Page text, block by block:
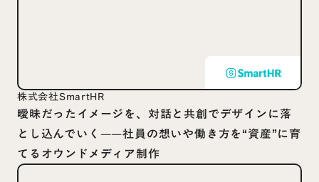
株式会社SmartHR
曖昧だったイメージを、対話と共創でデザインに落
とし込んでいく——社員の想いや働き方を“資産”に育
てるオウンドメディア制作